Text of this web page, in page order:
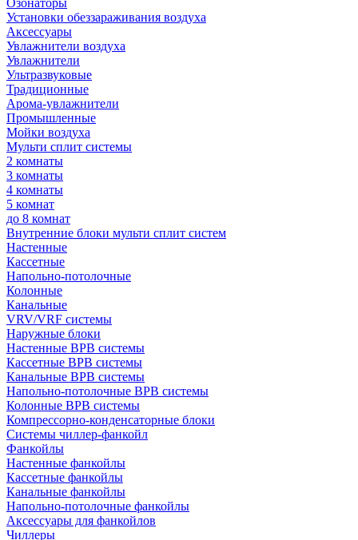
Озонаторы
Установки обеззараживания воздуха
Аксессуары
Увлажнители воздуха
Увлажнители
Ультразвуковые
Традиционные
Арома-увлажнители
Промышленные
Мойки воздуха
Мульти сплит системы
2 комнаты
3 комнаты
4 комнаты
5 комнат
до 8 комнат
Внутренние блоки мульти сплит систем
Настенные
Кассетные
Напольно-потолочные
Колонные
Канальные
VRV/VRF системы
Наружные блоки
Настенные ВРВ системы
Кассетные ВРВ системы
Канальные ВРВ системы
Напольно-потолочные ВРВ системы
Колонные ВРВ системы
Компрессорно-конденсаторные блоки
Системы чиллер-фанкойл
Фанкойлы
Настенные фанкойлы
Кассетные фанкойлы
Канальные фанкойлы
Напольно-потолочные фанкойлы
Аксессуары для фанкойлов
Чиллеры